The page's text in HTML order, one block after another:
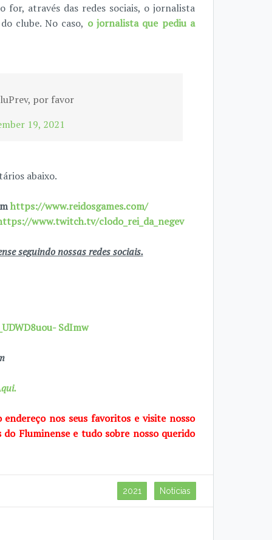
for, através das redes sociais, o jornalista
clube. No caso, o jornalista que pediu a
por favor
19, 2021
abaixo.
https://www.reidosgames.com/
www.twitch.tv/clodo_rei_da_negev
seguindo nossas redes sociais.
SdImw
endereço nos seus favoritos e visite nosso
Fluminense e tudo sobre nosso querido
2021 Notícias